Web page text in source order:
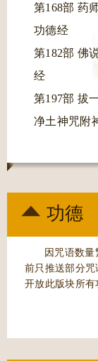
第168部 药
功德经
第182部 佛
经
第197部 拔
净土神咒附
第314部 千
第316部 千
广大圆满无
附大悲神咒
功德
因咒语数
前只推送部分
开放此版块所有